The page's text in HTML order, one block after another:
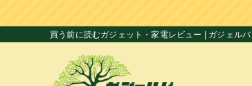
買う前に読むガジェット・家電レビュー | ガジェルバ